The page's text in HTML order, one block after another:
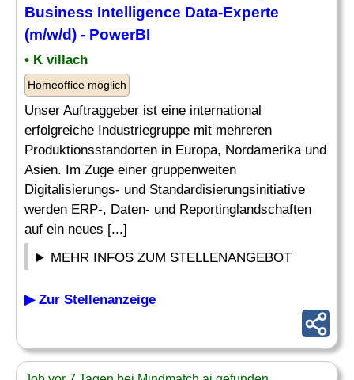
Business Intelligence Data-Experte
(m/w/d) - PowerBI
• K villach
Homeoffice möglich
Unser Auftraggeber ist eine international
erfolgreiche Industriegruppe mit mehreren
Produktionsstandorten in Europa, Nordamerika und
Asien. Im Zuge einer gruppenweiten
Digitalisierungs- und Standardisierungsinitiative
werden ERP-, Daten- und Reportinglandschaften
auf ein neues [...]
MEHR INFOS ZUM STELLENANGEBOT
▶ Zur Stellenanzeige